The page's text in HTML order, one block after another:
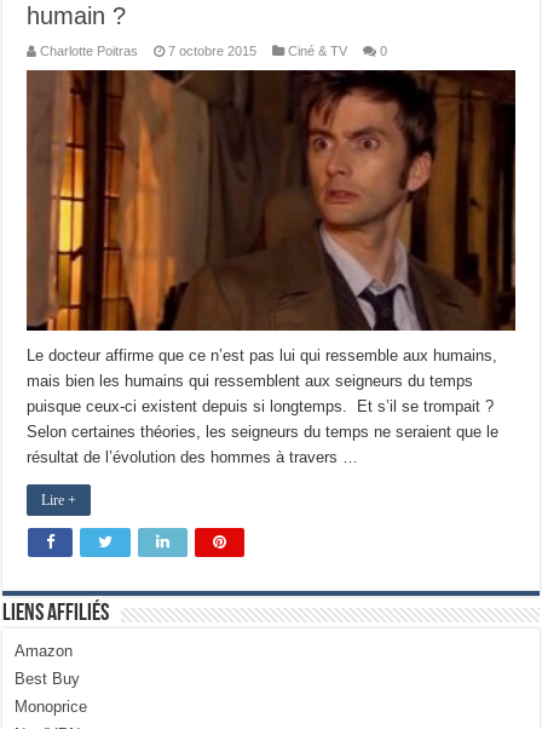
humain ?
Charlotte Poitras 7 octobre 2015 Ciné & TV 0
Le docteur affirme que ce n’est pas lui qui ressemble aux humains,
mais bien les humains qui ressemblent aux seigneurs du temps
puisque ceux-ci existent depuis si longtemps. Et s’il se trompait ?
Selon certaines théories, les seigneurs du temps ne seraient que le
résultat de l’évolution des hommes à travers …
Lire +
Liens Affiliés
Amazon
Best Buy
Monoprice